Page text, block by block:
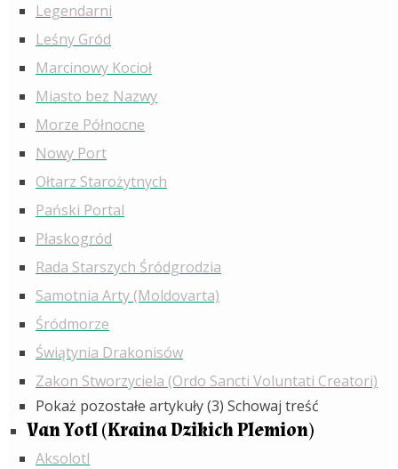
Legendarni
Leśny Gród
Marcinowy Kocioł
Miasto bez Nazwy
Morze Północne
Nowy Port
Ołtarz Starożytnych
Pański Portal
Płaskogród
Rada Starszych Śródgrodzia
Samotnia Arty (Moldovarta)
Śródmorze
Świątynia Drakonisów
Zakon Stworzyciela (Ordo Sancti Voluntati Creatori)
Pokaż pozostałe artykuły (3) Schowaj treść
Van Yotl (Kraina Dzikich Plemion)
Aksolotl